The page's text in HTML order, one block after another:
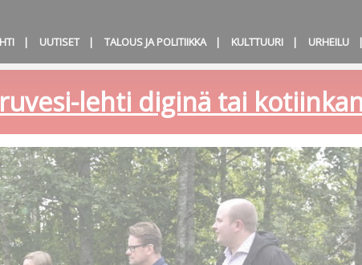
UUTISET TALOUS JA POLITIIKKA KULTTUURI URHEILU
lehti diginä tai